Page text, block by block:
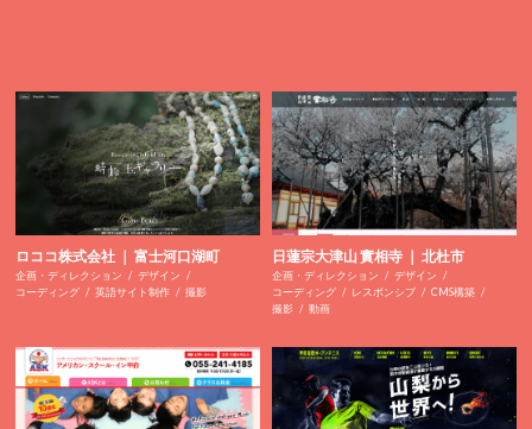
ロココ株式会社 ｜ 富士河口湖町
企画・ディレクション
デザイン
コーディング
英語サイト制作 撮影
日蓮宗大津山 實相寺 ｜ 北杜市
企画・ディレクション
デザイン
コーディング
レスポンシブ
CMS構築
撮影
動画